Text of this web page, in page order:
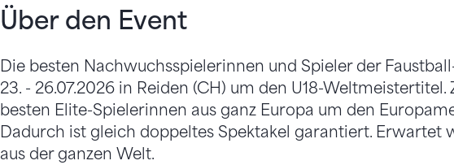
Über den Event
Die besten Nachwuchsspielerinnen und Spieler der
23. - 26.07.2026 in Reiden (CH) um den U18-
besten Elite-Spielerinnen aus ganz Europa um den
Dadurch ist gleich doppeltes Spektakel garantiert. Erwartet
aus der ganzen Welt.